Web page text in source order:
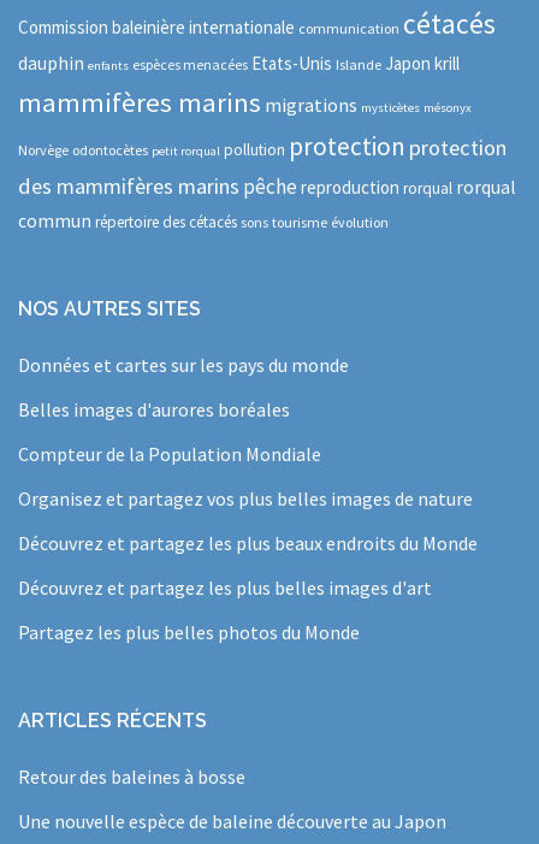
Commission baleinière internationale communication cétacés
dauphin enfants espèces menacées Etats-Unis Islande Japon krill
mammifères marins migrations mysticètes mésonyx
Norvège odontocètes petit rorqual pollution protection protection
des mammifères marins pêche reproduction rorqual rorqual
commun répertoire des cétacés sons tourisme évolution
NOS AUTRES SITES
Données et cartes sur les pays du monde
Belles images d'aurores boréales
Compteur de la Population Mondiale
Organisez et partagez vos plus belles images de nature
Découvrez et partagez les plus beaux endroits du Monde
Découvrez et partagez les plus belles images d'art
Partagez les plus belles photos du Monde
ARTICLES RÉCENTS
Retour des baleines à bosse
Une nouvelle espèce de baleine découverte au Japon